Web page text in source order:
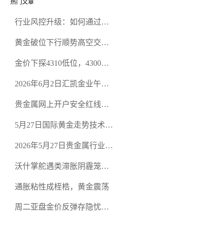
热门文章
行业风控升级：如何通过正
规黄金开户交易平台？
黄金破位下行顺势高空交易
金价下探4310低位，4300关
2026年6月2日汇凯金业午盘
空头清算算法如何布防？
贵金属网上开户安全红线：
恶意洗盘陷阱
5月27日国际黄金走势技术盘
规黄金平台全方位行情解析
2026年5月27日贵金属行业新
正规贵金属开户平台迎开户
热潮
沃什掌舵遇类滞胀阴霾笼
通胀粘性成桎梏，黄金震荡
周二亚盘金价反弹存隐忧，